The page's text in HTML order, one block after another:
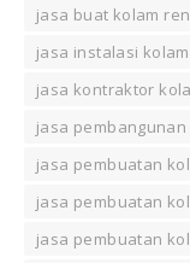
jasa buat kolam
jasa instalasi
jasa kontraktor
jasa
jasa pembuatan
jasa pembuatan
jasa pembuatan